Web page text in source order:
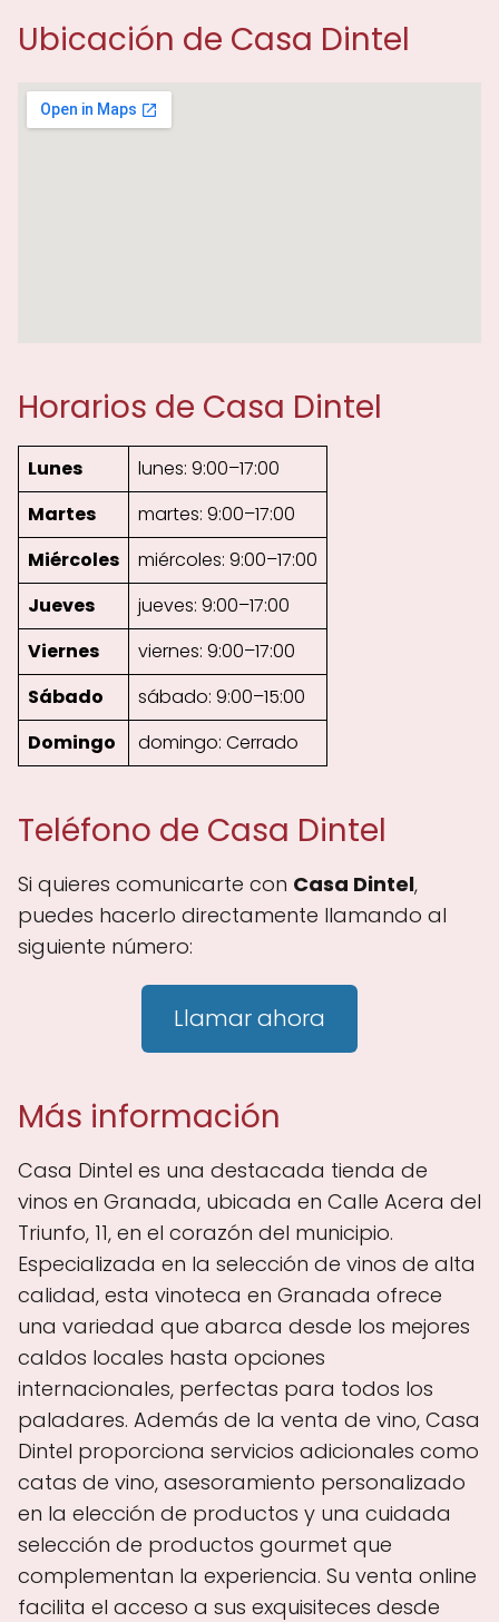
Ubicación de Casa Dintel
Horarios de Casa Dintel
Lunes
lunes: 9:00–17:00
Martes
martes: 9:00–17:00
Miércoles
miércoles: 9:00–17:00
Jueves
jueves: 9:00–17:00
Viernes
viernes: 9:00–17:00
Sábado
sábado: 9:00–15:00
Domingo
domingo: Cerrado
Teléfono de Casa Dintel
Si quieres comunicarte con Casa Dintel,
puedes hacerlo directamente llamando al
siguiente número:
Llamar ahora
Más información
Casa Dintel es una destacada tienda de
vinos en Granada, ubicada en Calle Acera del
Triunfo, 11, en el corazón del municipio.
Especializada en la selección de vinos de alta
calidad, esta vinoteca en Granada ofrece
una variedad que abarca desde los mejores
caldos locales hasta opciones
internacionales, perfectas para todos los
paladares. Además de la venta de vino, Casa
Dintel proporciona servicios adicionales como
catas de vino, asesoramiento personalizado
en la elección de productos y una cuidada
selección de productos gourmet que
complementan la experiencia. Su venta online
facilita el acceso a sus exquisiteces desde